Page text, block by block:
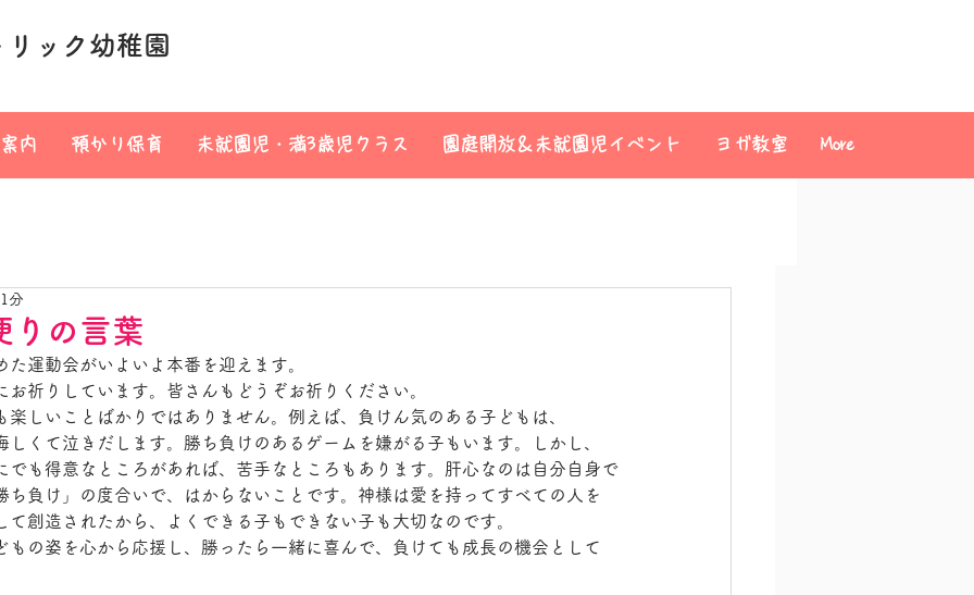
ック幼稚園
内 預かり保育 未就園児・満3歳児クラス 園庭開放＆未就園児イベント ヨガ教室 More
りの言葉
分
運動会がいよいよ本番を迎えます。
祈りしています。皆さんもどうぞお祈りください。
しいことばかりではありません。例えば、負けん気のある子どもは、
しくて泣きだします。勝ち負けのあるゲームを嫌がる子もいます。しかし、
でも得意なところがあれば、苦手なところもあります。肝心なのは自分自身で
ち負け」の度合いで、はからないことです。神様は愛を持ってすべての人を
て創造されたから、よくできる子もできない子も大切なのです。
もの姿を心から応援し、勝ったら一緒に喜んで、負けても成長の機会として